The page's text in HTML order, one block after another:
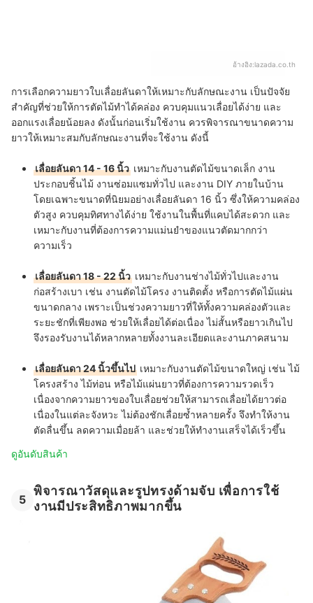
อ้างอิง:lazada.co.th
การเลือกความยาวใบเลื่อยลันดาให้เหมาะกับลักษณะงาน เป็นปัจจัย
สำคัญที่ช่วยให้การตัดไม้ทำได้คล่อง ควบคุมแนวเลื่อยได้ง่าย และ
ออกแรงเลื่อยน้อยลง ดังนั้นก่อนเริ่มใช้งาน ควรพิจารณาขนาดความ
ยาวให้เหมาะสมกับลักษณะงานที่จะใช้งาน ดังนี้
เลื่อยลันดา 14 - 16 นิ้ว เหมาะกับงานตัดไม้ขนาดเล็ก งาน
ประกอบชิ้นไม้ งานซ่อมแซมทั่วไป และงาน DIY ภายในบ้าน
โดยเฉพาะขนาดที่นิยมอย่างเลื่อยลันดา 16 นิ้ว ซึ่งให้ความคล่อง
ตัวสูง ควบคุมทิศทางได้ง่าย ใช้งานในพื้นที่แคบได้สะดวก และ
เหมาะกับงานที่ต้องการความแม่นยำของแนวตัดมากกว่า
ความเร็ว
เลื่อยลันดา 18 - 22 นิ้ว เหมาะกับงานช่างไม้ทั่วไปและงาน
ก่อสร้างเบา เช่น งานตัดไม้โครง งานติดตั้ง หรือการตัดไม้แผ่น
ขนาดกลาง เพราะเป็นช่วงความยาวที่ให้ทั้งความคล่องตัวและ
ระยะชักที่เพียงพอ ช่วยให้เลื่อยได้ต่อเนื่อง ไม่สั้นหรือยาวเกินไป
จึงรองรับงานได้หลากหลายทั้งงานละเอียดและงานภาคสนาม
เลื่อยลันดา 24 นิ้วขึ้นไป เหมาะกับงานตัดไม้ขนาดใหญ่ เช่น ไม้
โครงสร้าง ไม้ท่อน หรือไม้แผ่นยาวที่ต้องการความรวดเร็ว
เนื่องจากความยาวของใบเลื่อยช่วยให้สามารถเลื่อยได้ยาวต่อ
เนื่องในแต่ละจังหวะ ไม่ต้องชักเลื่อยซ้ำหลายครั้ง จึงทำให้งาน
ตัดลื่นขึ้น ลดความเมื่อยล้า และช่วยให้ทำงานเสร็จได้เร็วขึ้น
ดูอันดับสินค้า
5
พิจารณาวัสดุและรูปทรงด้ามจับ เพื่อการใช้
งานมีประสิทธิภาพมากขึ้น